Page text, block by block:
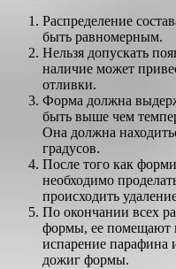
Распределение
быть равномерным.
Нельзя допускать
наличие может
отливки.
Форма должна
быть выше чем
Она должна
градусов.
После того как
необходимо
происходить
По окончании всех
формы, ее помещают
испарение парафина
дожиг формы.